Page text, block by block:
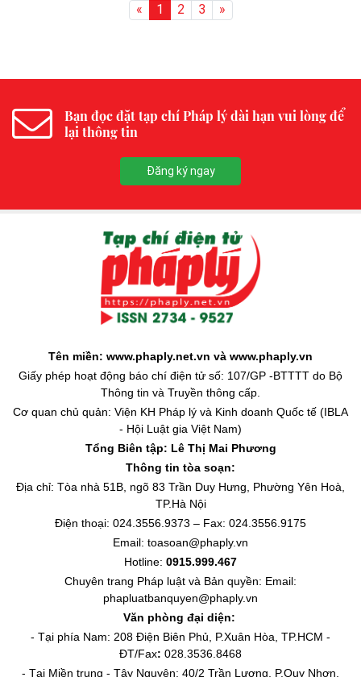
« 1 2 3 »
Bạn đọc đặt tạp chí Pháp lý dài hạn vui lòng để
lại thông tin
Đăng ký ngay
Tên miền: www.phaply.net.vn và www.phaply.vn
Giấy phép hoạt động báo chí điện tử số: 107/GP -BTTTT do Bộ
Thông tin và Truyền thông cấp.
Cơ quan chủ quản: Viện KH Pháp lý và Kinh doanh Quốc tế (IBLA
- Hội Luật gia Việt Nam)
Tổng Biên tập: Lê Thị Mai Phương
Thông tin tòa soạn:
Địa chỉ: Tòa nhà 51B, ngõ 83 Trần Duy Hưng, Phường Yên Hoà,
TP.Hà Nội
Điện thoại: 024.3556.9373 – Fax: 024.3556.9175
Email: toasoan@phaply.vn
Hotline: 0915.999.467
Chuyên trang Pháp luật và Bản quyền: Email:
phapluatbanquyen@phaply.vn
Văn phòng đại diện:
- Tại phía Nam: 208 Điện Biên Phủ, P.Xuân Hòa, TP.HCM -
ĐT/Fax: 028.3536.8468
- Tại Miền trung - Tây Nguyên: 40/2 Trần Lương, P.Quy Nhơn,